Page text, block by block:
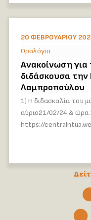
20 ΦΕΒΡΟΥΑΡΊΟΥ
Ωρολόγιο
Ανακοίνωση
διδάσκουσα την
Λαμπροπούλου
1) Η διδασκαλία του
αύριο21/02/24 &
https://